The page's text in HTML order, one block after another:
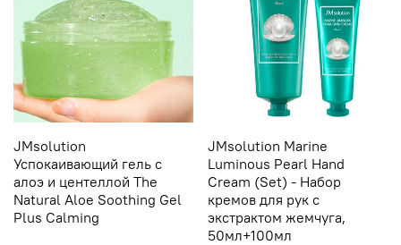
JMsolution
Успокаивающий гель с
алоэ и центеллой The
Natural Aloe Soothing Gel
Plus Calming
JMsolution Marine
Luminous Pearl Hand
Cream (Set) - Набор
кремов для рук с
экстрактом жемчуга,
50мл+100мл